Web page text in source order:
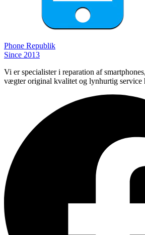
Phone Republik
Since 2013
Vi er specialister i reparation af
vægter original kvalitet og lynhurtig service